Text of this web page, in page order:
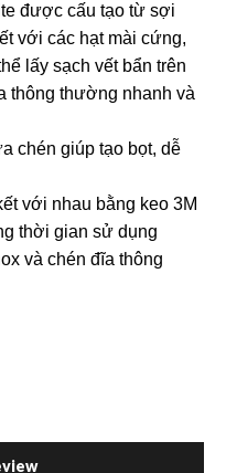
được cấu tạo từ sợi
với các hạt mài cứng,
lấy sạch vết bẩn trên
thông thường nhanh và
chén giúp tạo bọt, dễ
với nhau bằng keo 3M
thời gian sử dụng
và chén đĩa thông